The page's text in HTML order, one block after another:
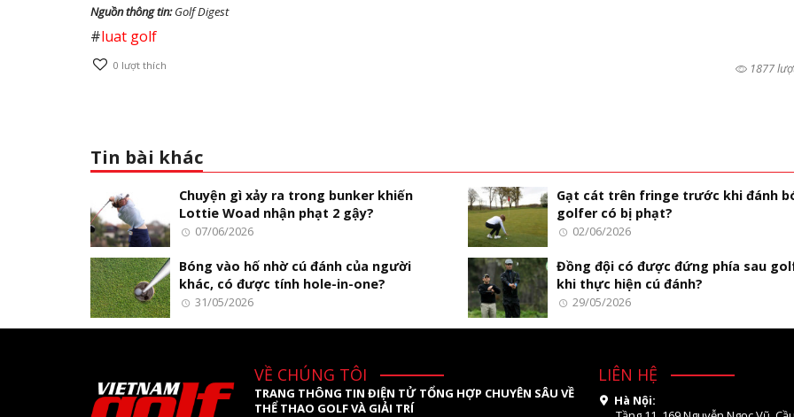
Nguồn thông tin:Golf Digest
#luat golf
0 lượt thích 1877
Tin bài khác
Chuyện gì xảy ra trong bunker khiến
Lottie Woad nhận phạt 2 gậy?
07/06/2026
Gạt cát trên fringe trước khi đánh
golfer có bị phạt?
02/06/2026
Bóng vào hố nhờ cú đánh của người
khác, có được tính hole-in-one?
31/05/2026
Đồng đội có được đứng phía sau
khi thực hiện cú đánh?
29/05/2026
VỀ CHÚNG TÔI
TRANG THÔNG TIN ĐIỆN TỬ TỔNG HỢP CHUYÊN SÂU VỀ
THỂ THAO GOLF VÀ GIẢI TRÍ
LIÊN HỆ
Hà Nội: